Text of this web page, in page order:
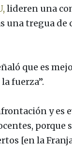
lideren una
una tregua de
que es
fuerza”.
y es
porque
[en la